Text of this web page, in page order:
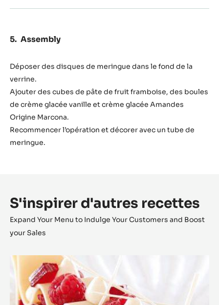
Assembly
Déposer des disques de meringue dans le fond de la
verrine.
Ajouter des cubes de pâte de fruit framboise, des boules
de crème glacée vanille et crème glacée Amandes
Origine Marcona.
Recommencer l’opération et décorer avec un tube de
meringue.
S'inspirer d'autres recettes
Expand Your Menu to Indulge Your Customers and Boost
your Sales
Le
Millefeuille
Zéphyr™